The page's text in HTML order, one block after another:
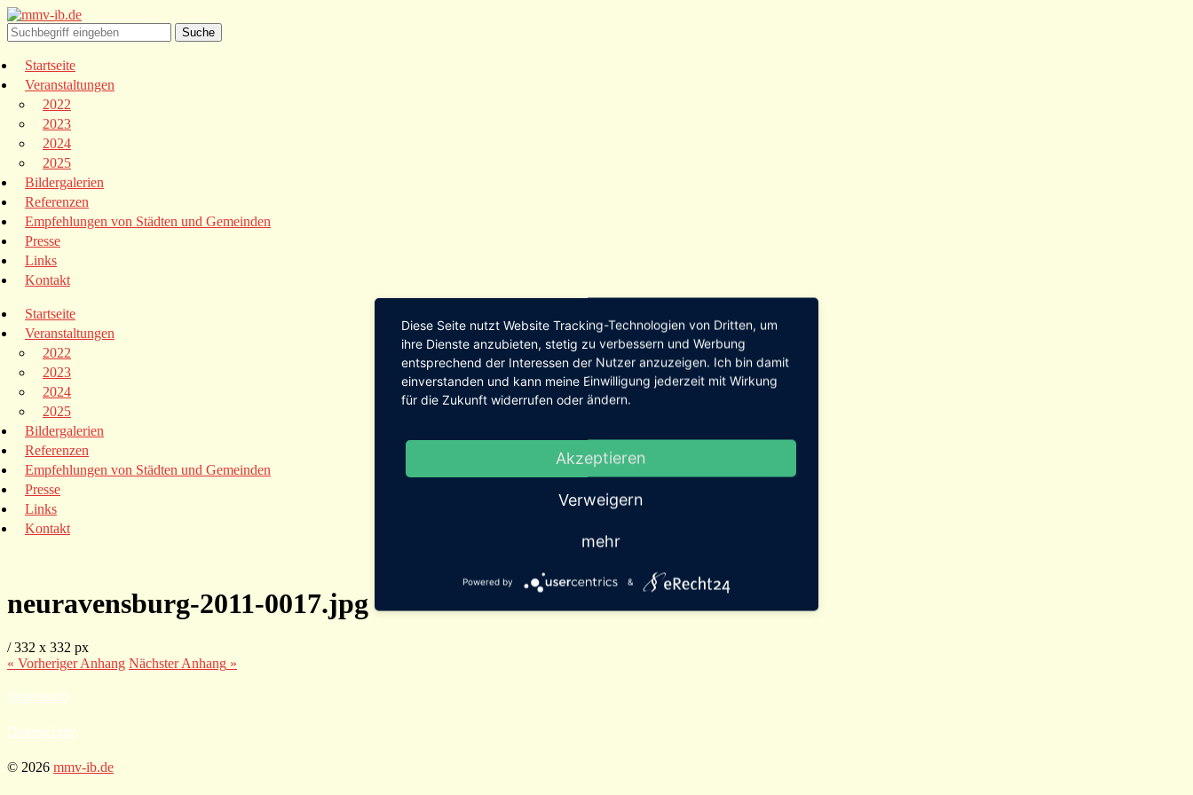
Startseite
Veranstaltungen
2022
2023
2024
2025
Bildergalerien
Referenzen
Empfehlungen von Städten und Gemeinden
Presse
Links
Kontakt
Startseite
Veranstaltungen
2022
2023
2024
2025
Bildergalerien
Referenzen
Empfehlungen von Städten und Gemeinden
Presse
Links
Kontakt
neuravensburg-2011-0017.jpg
/332 x 332 px
« VorherigerAnhang NächsterAnhang »
Impressum
Datenschutz
© 2026 mmv-ib.de
Diese Seite nutzt Website Tracking-Technologien von Dritten, um
ihre Dienste anzubieten, stetig zu verbessern und Werbung
entsprechend der Interessen der Nutzer anzuzeigen. Ich bin damit
einverstanden und kann meine Einwilligung jederzeit mit Wirkung
für die Zukunft widerrufen oder ändern.
Akzeptieren
Verweigern
mehr
Powered by &